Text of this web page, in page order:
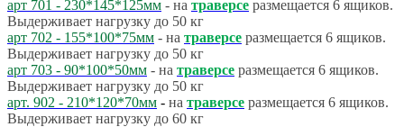
арт 701 - 230*145*125мм - на траверсе размещается 6 ящиков.
Выдерживает нагрузку до 50 кг
арт 702 - 155*100*75мм - на траверсе размещается 6 ящиков.
Выдерживает нагрузку до 50 кг
арт 703 - 90*100*50мм - на траверсе размещается 6 ящиков.
Выдерживает нагрузку до 50 кг
арт. 902 - 210*120*70мм - на траверсе размещается 6 ящиков.
Выдерживает нагрузку до 60 кг